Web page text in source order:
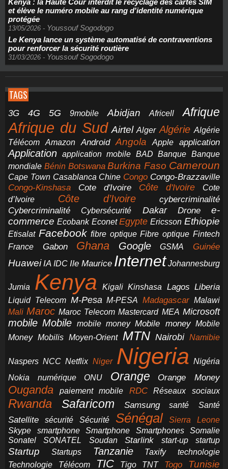
Kenya : la Haute Cour interdit le recyclage des cartes SIM
et élève le numéro mobile au rang d'identité numérique
protégée
13/05/2026 - Youssouf Sogodogo
Le Kenya lance un système automatisé de contraventions
pour renforcer la sécurité routière
31/03/2026 - Youssouf Sogodogo
TAGS
3G 4G 5G 9mobile Abidjan Africell Afrique
Afrique du Sud Airtel Alger Algérie Algérie
Télécom
Amazon Android Angola Apple application
Application application mobile BAD Banque Banque
mondiale Bénin Botswana Burkina Faso Cameroun
Cape Town Casablanca Chine Congo Congo-Brazzaville
Congo-Kinshasa Cote d'Ivoire Côte d'Ivoire
Cote
d’Ivoire
Côte d’Ivoire
cybercriminalité
Cybercriminalité
Cybersécurité Dakar Drone
e-
commerce Ecobank Econet Egypte Ericsson Ethiopie
Etisalat Facebook fibre optique Fibre optique Fintech
France
Gabon Ghana Google GSMA Guinée
Huawei IA IDC Ile Maurice Internet Johannesburg
Jumia Kenya Kigali Kinshasa Lagos Liberia
Liquid Telecom M-Pesa M-PESA Madagascar Malawi
Mali Maroc Maroc Telecom Mastercard MEA Microsoft
mobile Mobile mobile money Mobile money Mobile
Money Mobilis Moyen-Orient MTN Nairobi Namibie
Naspers NCC Netflix Niger Nigeria Nigéria
Nokia
numérique ONU Orange Orange Money
Ouganda paiement mobile RDC Réseaux sociaux
Rwanda Safaricom Samsung santé Santé
Satellite sécurité Sécurité Sénégal
Sierra Leone
Skype
smartphone Smartphone Smartphones
Somalie
Sonatel
SONATEL Soudan Starlink start-up startup
Startup Startups Tanzanie Taxify
technologie
Technologie
Télécom TIC Tigo TNT Togo Tunisie